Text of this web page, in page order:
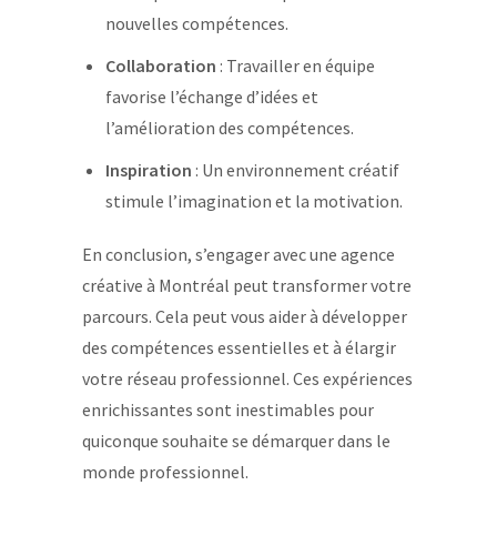
nouvelles compétences.
Collaboration : Travailler en équipe
favorise l’échange d’idées et
l’amélioration des compétences.
Inspiration : Un environnement créatif
stimule l’imagination et la motivation.
En conclusion, s’engager avec une agence
créative à Montréal peut transformer votre
parcours. Cela peut vous aider à développer
des compétences essentielles et à élargir
votre réseau professionnel. Ces expériences
enrichissantes sont inestimables pour
quiconque souhaite se démarquer dans le
monde professionnel.